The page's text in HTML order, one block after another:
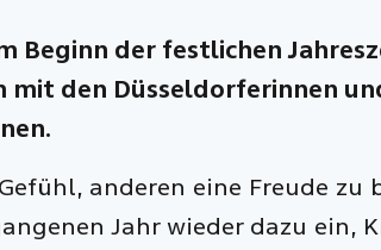
Beginn der festlichen
mit den Düsseldorferinnen
anderen eine Freude
Jahr wieder dazu ein,